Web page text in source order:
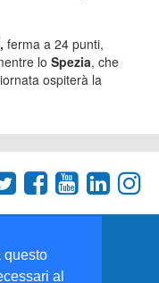
questo
al
ferma a 24 punti,
lo Spezia, che
ospiterà la